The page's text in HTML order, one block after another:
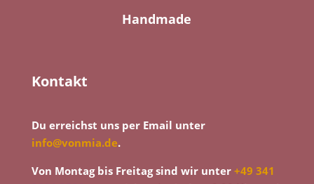
Handmade
Kontakt
Du erreichst uns per Email unter
info@vonmia.de.
Von Montag bis Freitag sind wir unter +49 341